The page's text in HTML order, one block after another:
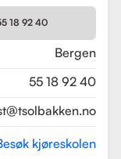
av
B
og A2 for
og B96
18 92 40
Bergen
55 18 92 40
kjøreskolen